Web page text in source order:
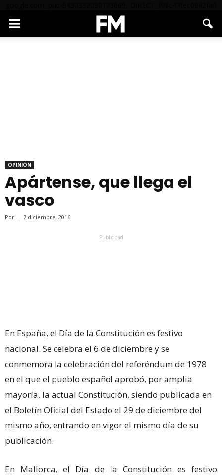
OPINIÓN
Apártense, que llega el
vasco
Por - 7 diciembre, 2016
Publicidad
En España, el Día de la Constitución es festivo
nacional. Se celebra el 6 de diciembre y se
conmemora la celebración del referéndum de 1978
en el que el pueblo español aprobó, por amplia
mayoría, la actual Constitución, siendo publicada en
el Boletín Oficial del Estado el 29 de diciembre del
mismo año, entrando en vigor el mismo día de su
publicación.
En Mallorca, el Día de la Constitución es festivo